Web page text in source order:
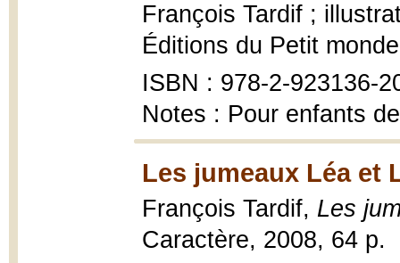
François Tardif ;
Éditions du Petit
ISBN : 978-2-923136-
Notes : Pour enfants
Les jumeaux Léa et
François Tardif, Les
Caractère, 2008, 64 p.